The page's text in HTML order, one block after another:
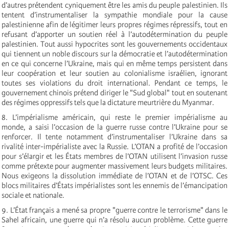
d’autres prétendent cyniquement être les amis du peuple palestinien. Ils
tentent d’instrumentaliser la sympathie mondiale pour la cause
palestinienne afin de légitimer leurs propres régimes répressifs, tout en
refusant d’apporter un soutien réel à l’autodétermination du peuple
palestinien. Tout aussi hypocrites sont les gouvernements occidentaux
qui tiennent un noble discours sur la démocratie et l’autodétermination
en ce qui concerne l’Ukraine, mais qui en même temps persistent dans
leur coopération et leur soutien au colonialisme israélien, ignorant
toutes ses violations du droit international. Pendant ce temps, le
gouvernement chinois prétend diriger le "Sud global" tout en soutenant
des régimes oppressifs tels que la dictature meurtrière du Myanmar.
8. L’impérialisme américain, qui reste le premier impérialisme au
monde, a saisi l’occasion de la guerre russe contre l’Ukraine pour se
renforcer. Il tente notamment d’instrumentaliser l’Ukraine dans sa
rivalité inter-impérialiste avec la Russie. L’OTAN a profité de l’occasion
pour s’élargir et les États membres de l’OTAN utilisent l’invasion russe
comme prétexte pour augmenter massivement leurs budgets militaires.
Nous exigeons la dissolution immédiate de l’OTAN et de l’OTSC. Ces
blocs militaires d’États impérialistes sont les ennemis de l’émancipation
sociale et nationale.
9. L’État français a mené sa propre "guerre contre le terrorisme" dans le
Sahel africain, une guerre qui n’a résolu aucun problème. Cette guerre